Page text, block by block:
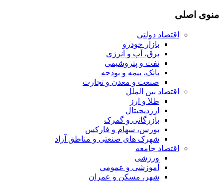
منوی اصلی
اقتصاد دولتی
بازار خودرو
برق، آب و انرژی
نفت و پتروشیمی
بانک، بیمه و بودجه
صنعت و معدن و تجارت
اقتصاد بین الملل
طلا و ارز
ارزدیجیتال
بازرگانی و گمرک
بورس، سهام و فارکس
شهرک های صنعتی و مناطق آزاد
اقتصاد جامعه
ورزشی
آموزشی و عمومی
شهر، مسکن و عمران